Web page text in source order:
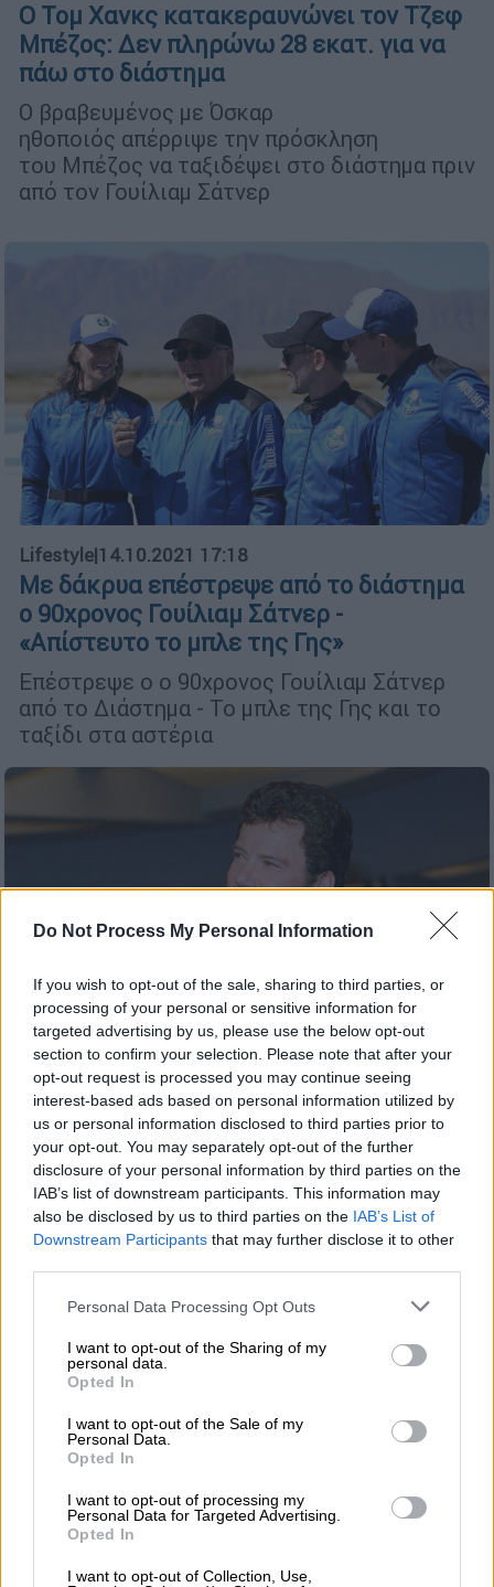
Do Not Process My Personal Information
If you wish to opt-out of the sale, sharing to third parties, or
processing of your personal or sensitive information for
targeted advertising by us, please use the below opt-out
section to confirm your selection. Please note that after your
opt-out request is processed you may continue seeing
interest-based ads based on personal information utilized by
us or personal information disclosed to third parties prior to
your opt-out. You may separately opt-out of the further
disclosure of your personal information by third parties on the
IAB’s list of downstream participants. This information may
also be disclosed by us to third parties on the IAB’s List of
Downstream Participants that may further disclose it to other
Please note that this website/app uses one or more Google
not limited to your visit or usage behaviour. You may click to
grant or deny consent to Google and its third-party tags to
use your data for below specified purposes in below Google
consent section.
Personal Data Processing Opt Outs
I want to opt-out of the Sharing of my
personal data.
Opted In
I want to opt-out of the Sale of my
Personal Data.
Opted In
I want to opt-out of processing my
Personal Data for Targeted Advertising.
Opted In
I want to opt-out of Collection, Use,
Ο Τομ Χανκς κατακεραυνώνει τον Τζεφ
Μπέζος: Δεν πληρώνω 28 εκατ. για να
πάω στο διάστημα
Ο βραβευμένος με Όσκαρ
ηθοποιός απέρριψε την πρόσκληση
του Μπέζος να ταξιδέψει στο διάστημα πριν
από τον Γουίλιαμ Σάτνερ
Lifestyle|14.10.2021 17:18
Με δάκρυα επέστρεψε από το διάστημα
ο 90χρονος Γουίλιαμ Σάτνερ -
«Απίστευτο το μπλε της Γης»
Επέστρεψε ο ο 90χρονος Γουίλιαμ Σάτνερ
από το Διάστημα - Το μπλε της Γης και το
ταξίδι στα αστέρια
Lifestyle|05.10.2021 11:23
Ο 90χρονος Γουίλιαμ Σάτνερ, ο
κυβερνήτης Κερκ του Σταρ Τρεκ, θα
ταξιδέψει στο διάστημα
Ο Γουίλιαμ Σάτνερ θα γίνει, σε ηλικία 90
ετών, ο πιο ηλικιωμένος άνθρωπος που θα
ταξιδέψει στο διάστημα
ΑΛΛΑ #TAGS
διάστημα
Τζεφ Μπέζος
ηθοποιός
Τομ Χανκς
Star Trek